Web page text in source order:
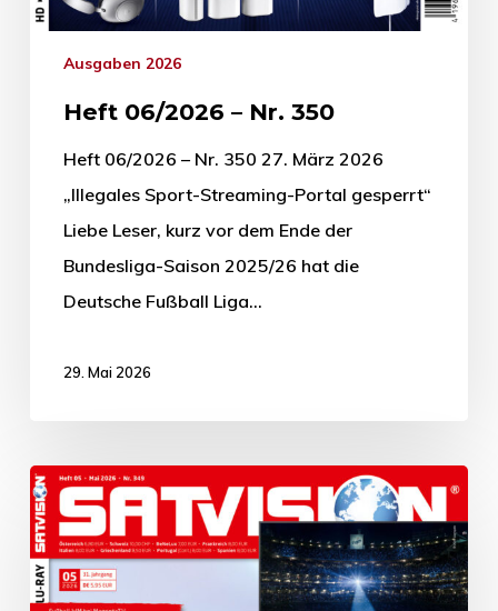
Ausgaben 2026
Heft 06/2026 – Nr. 350
Heft 06/2026 – Nr. 350 27. März 2026
„Illegales Sport-Streaming-Portal gesperrt“
Liebe Leser, kurz vor dem Ende der
Bundesliga-Saison 2025/26 hat die
Deutsche Fußball Liga…
29. Mai 2026